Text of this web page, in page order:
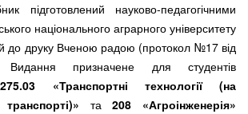
підготовлений науково-педагогічними
національного аграрного університету
до друку Вченою радою (протокол №17 від
призначене для студентів
275.03 «Транспортні технології (на
та208 «Агроінженерія»